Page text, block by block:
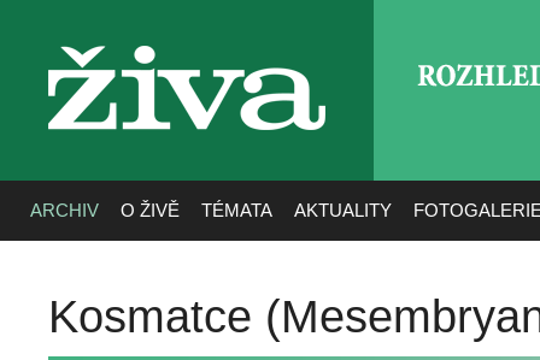
živa
ARCHIV O ŽIVĚ TÉMATA AKTUALITY
Kosmatce